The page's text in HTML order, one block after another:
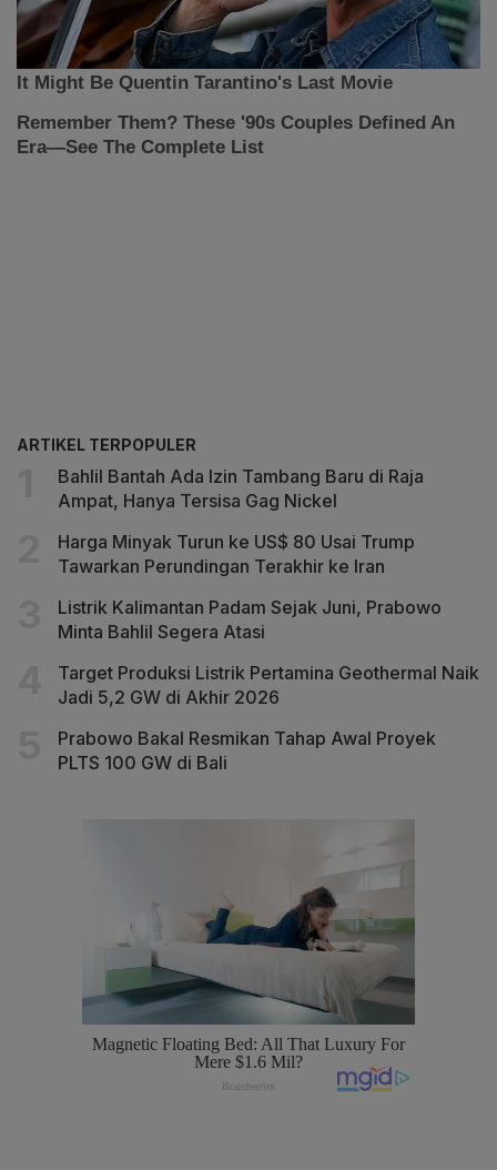
ARTIKEL TERPOPULER
Bahlil Bantah Ada Izin Tambang Baru di Raja
Ampat, Hanya Tersisa Gag Nickel
Harga Minyak Turun ke US$ 80 Usai Trump
Tawarkan Perundingan Terakhir ke Iran
Listrik Kalimantan Padam Sejak Juni, Prabowo
Minta Bahlil Segera Atasi
Target Produksi Listrik Pertamina Geothermal Naik
Jadi 5,2 GW di Akhir 2026
Prabowo Bakal Resmikan Tahap Awal Proyek
PLTS 100 GW di Bali